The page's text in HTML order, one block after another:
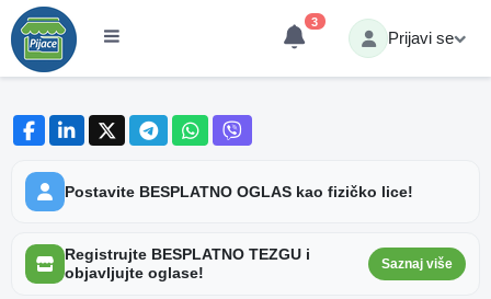
3
Prijavi se
Postavite BESPLATNO OGLAS kao fizičko lice!
Registrujte BESPLATNO TEZGU i
objavljujte oglase!
Saznaj više